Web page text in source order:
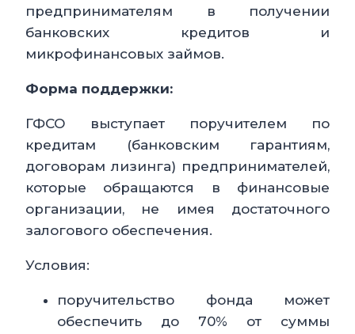
предпринимателям в получении
банковских кредитов и
микрофинансовых займов.
Форма поддержки:
ГФСО выступает поручителем по
кредитам (банковским гарантиям,
договорам лизинга) предпринимателей,
которые обращаются в финансовые
организации, не имея достаточного
залогового обеспечения.
Условия:
поручительство фонда может
обеспечить до 70% от суммы